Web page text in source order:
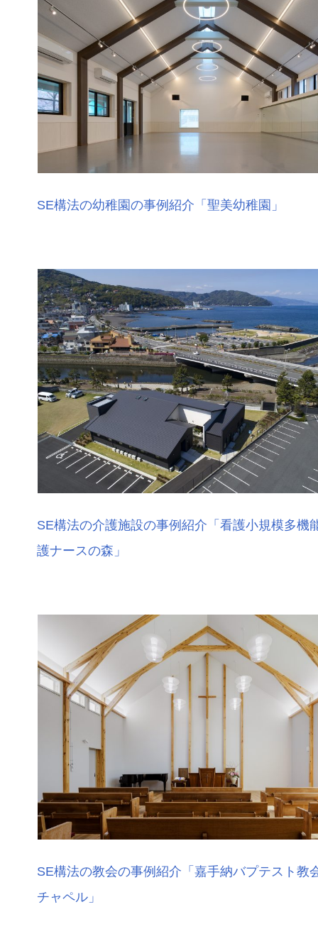
SE構法の幼稚園の事例紹介「聖美幼稚園」
SE構法の介護施設の事例紹介「​​看護小規模多機
護ナースの森」
SE構法の教会の事例紹介「嘉手納バプテスト教
チャペル」